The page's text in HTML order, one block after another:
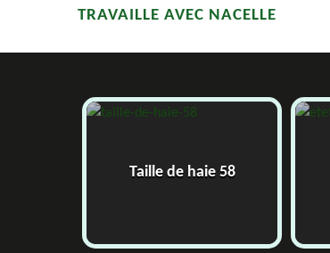
TRAVAILLE AVEC NACELLE
Etêtage 58